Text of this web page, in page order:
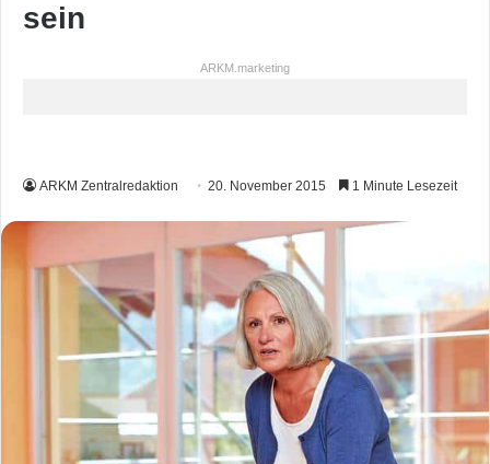
sein
ARKM.marketing
ARKM Zentralredaktion 20. November 2015 1 Minute Lesezeit